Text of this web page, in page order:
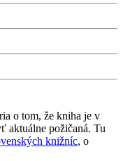
o tom, že kniha je v
aktuálne požičaná. Tu
knižníc, o